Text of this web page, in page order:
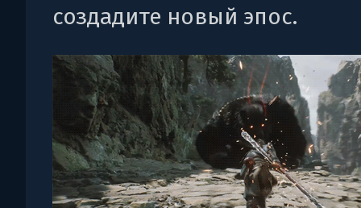
создадите новый эпос.